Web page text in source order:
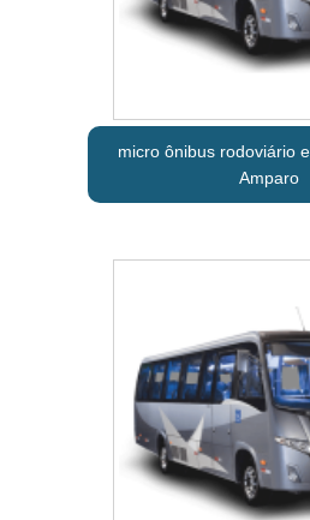
micro ônibus rodoviário
Amparo